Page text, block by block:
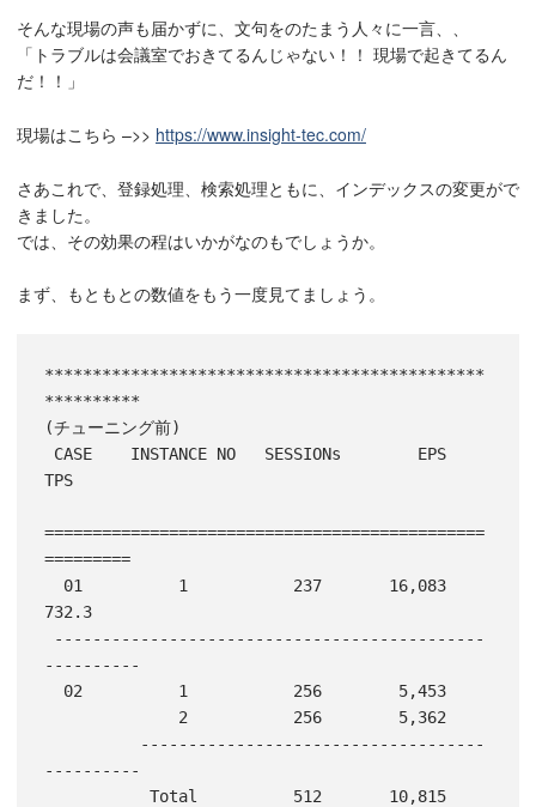
そんな現場の声も届かずに、文句をのたまう人々に一言、、
「トラブルは会議室でおきてるんじゃない！！ 現場で起きてるん
だ！！」
現場はこちら –>> https://www.insight-tec.com/
さあこれで、登録処理、検索処理ともに、インデックスの変更がで
きました。
では、その効果の程はいかがなのもでしょうか。
まず、もともとの数値をもう一度見てましょう。
**********************************************
**********
(チューニング前)
TPS
==============================================
=========
732.3
----------
----------